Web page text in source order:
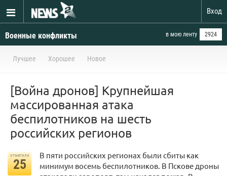
Вход
Военные конфликты в мою ленту 2924
Лучшее Хорошее Новое
[Война дронов] Крупнейшая
массированная атака
беспилотников на шесть
российских регионов
отметили
25
В пяти российских регионах были сбиты как
минимум восемь беспилотников. В Пскове дроны